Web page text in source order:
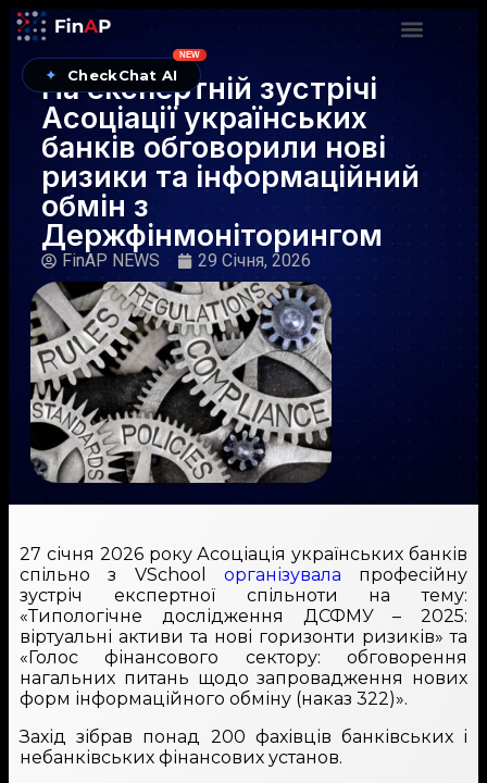
✦ CheckChat AI
NEW
На експертній зустрічі
Асоціації українських
банків обговорили нові
ризики та інформаційний
обмін з
Держфінмоніторингом
FinAP NEWS 29 Січня, 2026
27 січня 2026 року Асоціація українських банків
спільно з VSchool організувала професійну
зустріч експертної спільноти на тему:
«Типологічне дослідження ДСФМУ – 2025:
віртуальні активи та нові горизонти ризиків» та
«Голос фінансового сектору: обговорення
нагальних питань щодо запровадження нових
форм інформаційного обміну (наказ 322)».
Захід зібрав понад 200 фахівців банківських і
небанківських фінансових установ.